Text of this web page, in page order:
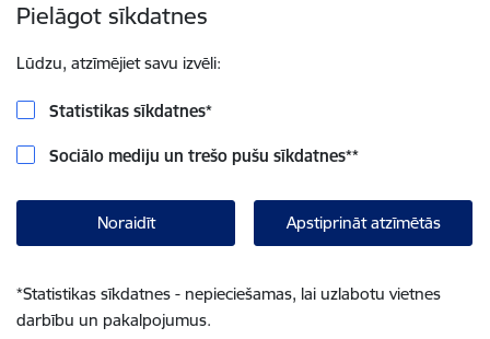
Pielāgot sīkdatnes
Lūdzu, atzīmējiet savu izvēli:
Statistikas sīkdatnes*
Sociālo mediju un trešo pušu sīkdatnes**
Noraidīt Apstiprināt atzīmētās
*Statistikas sīkdatnes - nepieciešamas, lai uzlabotu vietnes
darbību un pakalpojumus.